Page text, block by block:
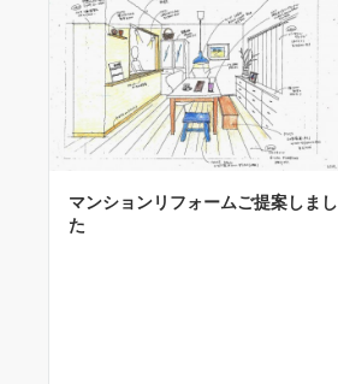
マンションリフォームご提案しまし
た